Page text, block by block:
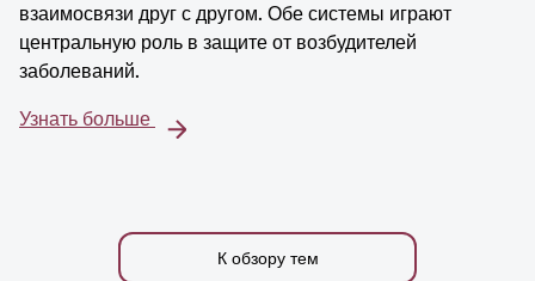
взаимосвязи друг с другом. Обе системы играют
центральную роль в защите от возбудителей
заболеваний.
Узнать больше
К обзору тем